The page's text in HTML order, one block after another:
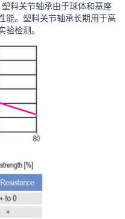
料关节轴承由于球体和基座
能。塑料关节轴承长期用于高
检测。